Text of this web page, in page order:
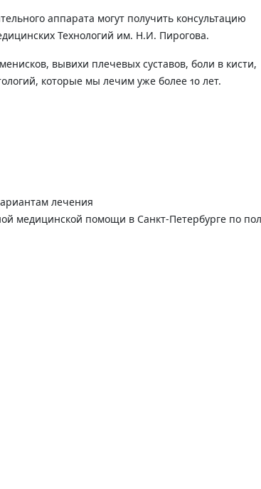
аппарата могут получить консультацию
Технологий им. Н.И. Пирогова.
вывихи плечевых суставов, боли в кисти,
которые мы лечим уже более 10 лет.
лечения
медицинской помощи в Санкт-Петербурге по